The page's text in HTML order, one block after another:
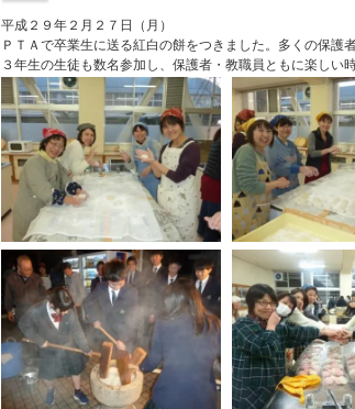
平成２９年２月２７日（月）
ＰＴＡで卒業生に送る紅白の餅をつきました。多くの保護
３年生の生徒も数名参加し、保護者・教職員ともに楽しい